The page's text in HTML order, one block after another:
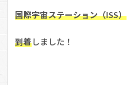
国際宇宙ステーション（ISS）
到着しました！